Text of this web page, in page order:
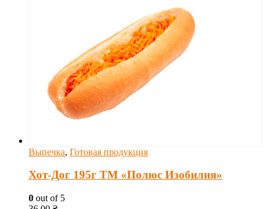
Выпечка, Готовая продукция
Хот-Дог 195г ТМ «Полюс Изобилия»
0 out of 5